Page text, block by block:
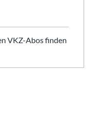
VKZ-Abos finden